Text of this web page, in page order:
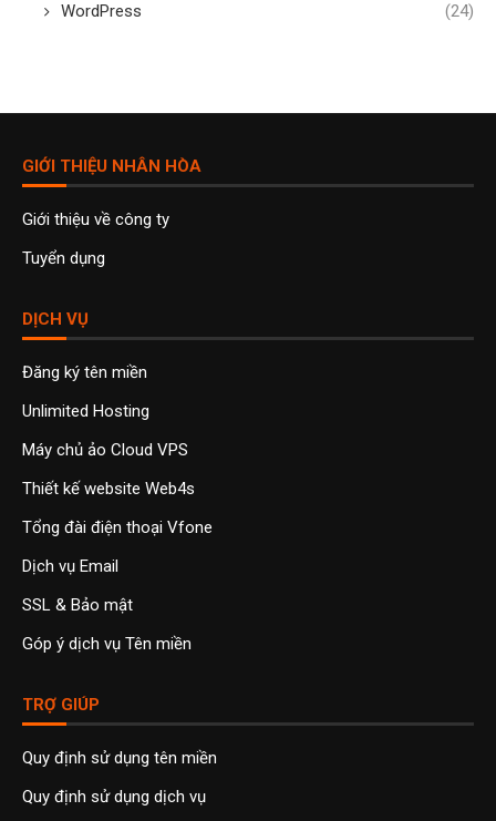
WordPress (24)
GIỚI THIỆU NHÂN HÒA
Giới thiệu về công ty
Tuyển dụng
DỊCH VỤ
Đăng ký tên miền
Unlimited Hosting
Máy chủ ảo Cloud VPS
Thiết kế website Web4s
Tổng đài điện thoại Vfone
Dịch vụ Email
SSL & Bảo mật
Góp ý dịch vụ Tên miền
TRỢ GIÚP
Quy định sử dụng tên miền
Quy định sử dụng dịch vụ